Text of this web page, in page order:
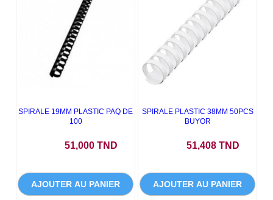
SPIRALE 19MM PLASTIC PAQ DE
100
51,000 TND
AJOUTER AU PANIER
SPIRALE PLASTIC 38MM 50PCS
BUYOR
51,408 TND
AJOUTER AU PANIER